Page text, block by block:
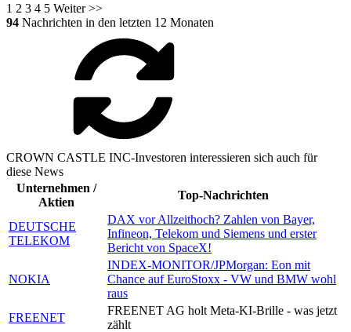
1 2 3 4 5 Weiter >>
94 Nachrichten in den letzten 12 Monaten
CROWN CASTLE INC-Investoren interessieren sich auch für
diese News
Unternehmen /
Aktien
Top-Nachrichten
DEUTSCHE
TELEKOM
DAX vor Allzeithoch? Zahlen von Bayer,
Infineon, Telekom und Siemens und erster
Bericht von SpaceX!
NOKIA
INDEX-MONITOR/JPMorgan: Eon mit
Chance auf EuroStoxx - VW und BMW wohl
raus
FREENET
FREENET AG holt Meta-KI-Brille - was jetzt
zählt